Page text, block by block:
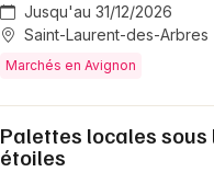
Jusqu'au 31/12/2026
Saint-Laurent-des-Arbres
Marchés en Avignon
Palettes locales sous
étoiles